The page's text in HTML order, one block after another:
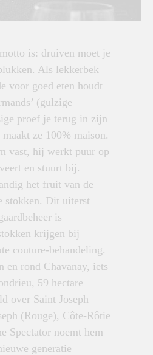
is: druiven moet je
Als lekkerbek
voor goed eten houdt
(gulzige
proef je terug in zijn
ze 100% maison.
vast, hij werkt puur op
en stuurt bij.
het fruit van de
stokken. Dit uiterst
is
krijgen bij
couture-behandeling.
en rond Chavanay, iets
59 hectare
over Saint Joseph
(Rouge), Côte-Rôtie
Spectator noemt hem
generatie